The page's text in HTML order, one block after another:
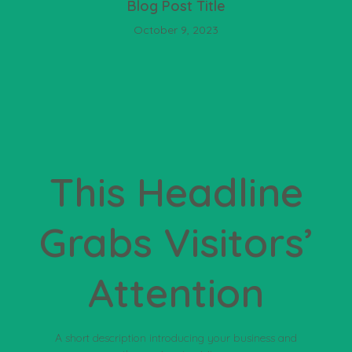
Blog Post Title
October 9, 2023
This Headline
Grabs Visitors’
Attention
A short description introducing your business and